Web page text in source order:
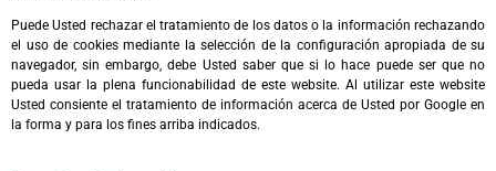
Puede Usted rechazar el tratamiento de los datos o la información rechazando
el uso de cookies mediante la selección de la configuración apropiada de su
navegador, sin embargo, debe Usted saber que si lo hace puede ser que no
pueda usar la plena funcionabilidad de este website. Al utilizar este website
Usted consiente el tratamiento de información acerca de Usted por Google en
la forma y para los fines arriba indicados.